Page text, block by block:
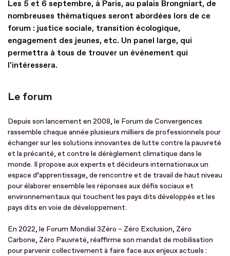
Les 5 et 6 septembre, à Paris, au palais Brongniart, de
nombreuses thématiques seront abordées lors de ce
forum : justice sociale, transition écologique,
engagement des jeunes, etc. Un panel large, qui
permettra à tous de trouver un événement qui
l'intéressera.
Le forum
Depuis son lancement en 2008, le Forum de Convergences
rassemble chaque année plusieurs milliers de professionnels pour
échanger sur les solutions innovantes de lutte contre la pauvreté
et la précarité, et contre le dérèglement climatique dans le
monde. Il propose aux experts et décideurs internationaux un
espace d’apprentissage, de rencontre et de travail de haut niveau
pour élaborer ensemble les réponses aux défis sociaux et
environnementaux qui touchent les pays dits développés et les
pays dits en voie de développement.
En 2022, le Forum Mondial 3Zéro – Zéro Exclusion, Zéro
Carbone, Zéro Pauvreté, réaffirme son mandat de mobilisation
pour parvenir collectivement à faire face aux enjeux actuels :